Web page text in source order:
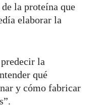
la proteína que
elaborar la
la
qué
y cómo fabricar